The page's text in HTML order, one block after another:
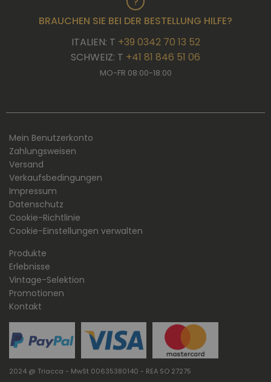
BRAUCHEN SIE BEI DER BESTELLUNG HILFE?
ITALIEN: T +39 0342 70 13 52
SCHWEIZ: T +41 81 846 51 06
MO-FR 08:00-18:00
Mein Benutzerkonto
Zahlungsweisen
Versand
Verkaufsbedingungen
Impressum
Datenschutz
Cookie-Richtlinie
Cookie-Einstellungen verwalten
Produkte
Erlebnisse
Vintage-Selektion
Promotionen
Kontakt
2024 @ Triacca - MwSt 00635380140 - REA SO 27275